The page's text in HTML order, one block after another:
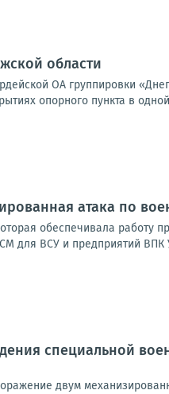
области
ОА группировки
опорного пункта в
атака по
обеспечивала работу
для ВСУ и предприятий
специальной
двум